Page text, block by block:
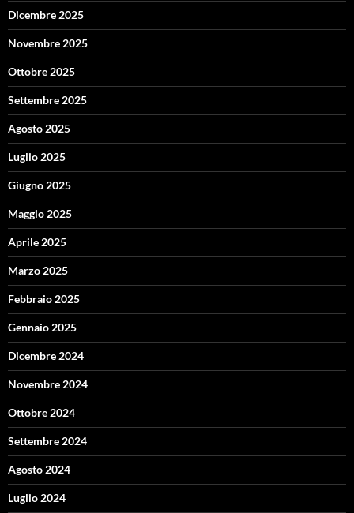
Dicembre 2025
Novembre 2025
Ottobre 2025
Settembre 2025
Agosto 2025
Luglio 2025
Giugno 2025
Maggio 2025
Aprile 2025
Marzo 2025
Febbraio 2025
Gennaio 2025
Dicembre 2024
Novembre 2024
Ottobre 2024
Settembre 2024
Agosto 2024
Luglio 2024